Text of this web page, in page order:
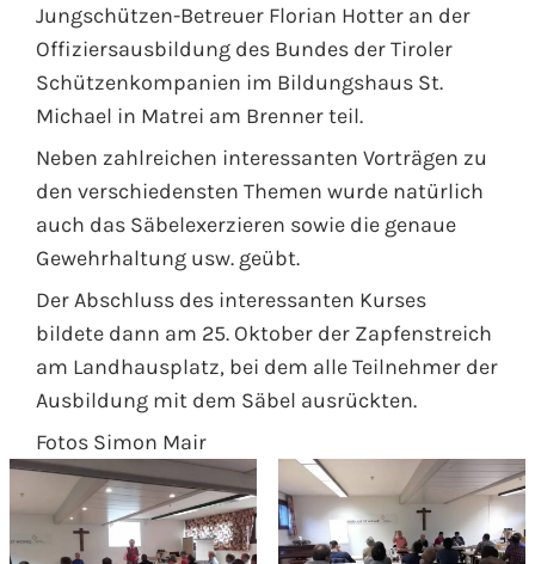
Jungschützen-Betreuer Florian Hotter an der
Offiziersausbildung des Bundes der Tiroler
Schützenkompanien im Bildungshaus St.
Michael in Matrei am Brenner teil.
Neben zahlreichen interessanten Vorträgen zu
den verschiedensten Themen wurde natürlich
auch das Säbelexerzieren sowie die genaue
Gewehrhaltung usw. geübt.
Der Abschluss des interessanten Kurses
bildete dann am 25. Oktober der Zapfenstreich
am Landhausplatz, bei dem alle Teilnehmer der
Ausbildung mit dem Säbel ausrückten.
Fotos Simon Mair